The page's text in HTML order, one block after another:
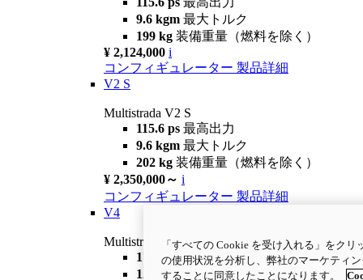
9.6 kgm 最大トルク
199 kg 装備重量（燃料を除く）
¥ 2,124,000 i
コンフィギュレーター 製品詳細
V2 S
Multistrada V2 S
115.6 ps 最高出力
9.6 kgm 最大トルク
202 kg 装備重量（燃料を除く）
¥ 2,350,000～ i
コンフィギュレーター 製品詳細
V4
Multistrada V4
170 ps最高出力
12.7 kgm最大トルク
「すべての Cookie を受け入れる」をク
の使用状況を分析し、弊社のマーケティ
することに同意したことになります。